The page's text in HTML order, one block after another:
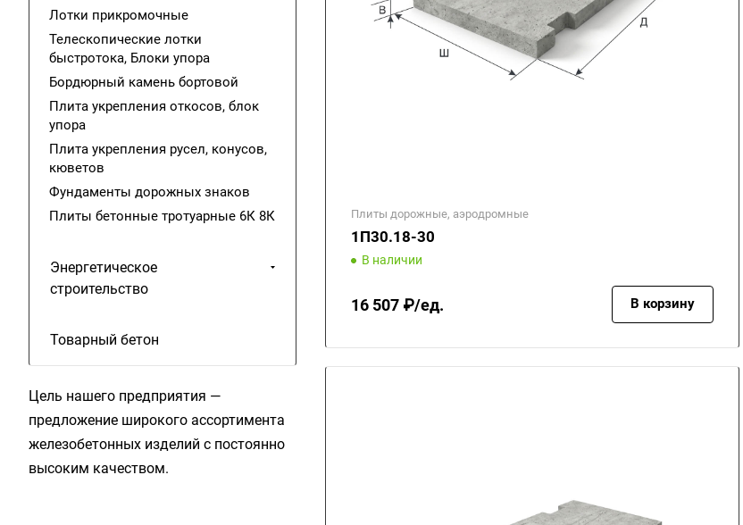
Плиты дорожные, аэродромные
1П30.18-30
В наличии
16 507 ₽/ед. В корзину
Лотки прикромочные
Телескопические лотки
быстротока, Блоки упора
Бордюрный камень бортовой
Плита укрепления откосов, блок
упора
Плита укрепления русел, конусов,
кюветов
Фундаменты дорожных знаков
Плиты бетонные тротуарные 6К 8К
Энергетическое
строительство
Товарный бетон
Цель нашего предприятия —
предложение широкого ассортимента
железобетонных изделий с постоянно
высоким качеством.